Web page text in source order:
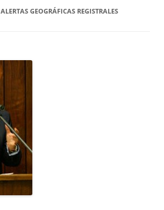
ALERTAS GEOGRÁFICAS REGISTRALES